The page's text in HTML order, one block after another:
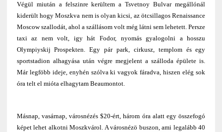
Végül miután a felszinre kerültem a Tsvetnoy Bulvar megállónál
kiderült hogy Moszkva nem is olyan kicsi, az ötcsillagos Renaissance
Moscow szallodát, ahol a szállásom volt még látni sem lehetett. Persze
taxi az nem volt, igy hát Fodor, nyomás gyalogolni a hosszu
Olympiyskij Prospekten. Egy pár park, cirkusz, templom és egy
sportstadion alhagyása után végre megjelent a szálloda épülete is.
Már legföbb ideje, enyhén szólva ki vagyok fáradva, hiszen elég sok
óra telt el mióta elhagytam Beaumontot.
Másnap, vasárnap, városnézés $20-ért, három óra alatt egy összefogó
képet lehet alkotni Moszkvárol. A városnézö buszon, ami legalább 40